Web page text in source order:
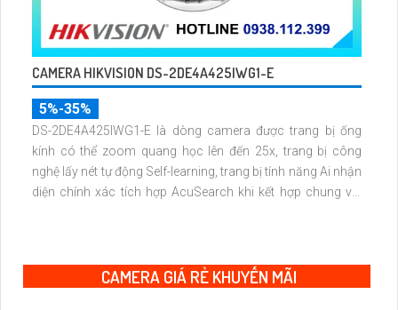
CAMERA HIKVISION DS-2DE4A425IWG1-E
5%-35%
DS-2DE4A425IWG1-E là dòng camera được trang bị ống
kính có thể zoom quang học lên đến 25x, trang bị công
nghệ lấy nét tự động Self-learning, trang bị tính năng Ai nhận
diện chính xác tích hợp AcuSearch khi kết hợp chung với
CAMERA GIÁ RẺ KHUYẾN MÃI